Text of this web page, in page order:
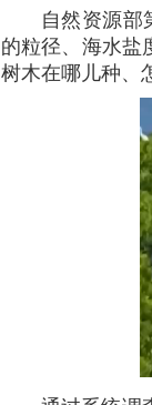
自然资源部
的粒径、海水盐
树木在哪儿种、